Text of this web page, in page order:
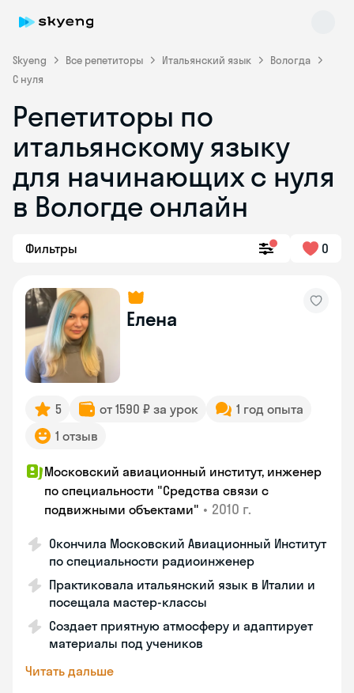
Skyeng Все репетиторы Итальянский язык
Вологда
С нуля
Репетиторы по
итальянскому языку
для начинающих с нуля
в Вологде онлайн
Фильтры 0
Елена
5 от 1590 ₽ за урок
1 год опыта
1 отзыв
Московский авиационный институт, инженер
по специальности "Средства связи с
подвижными объектами" • 2010 г.
Окончила Московский Авиационный Институт
по специальности радиоинженер
Практиковала итальянский язык в Италии и
посещала мастер-классы
Создает приятную атмосферу и адаптирует
материалы под учеников
Читать дальше
Skyeng Chat